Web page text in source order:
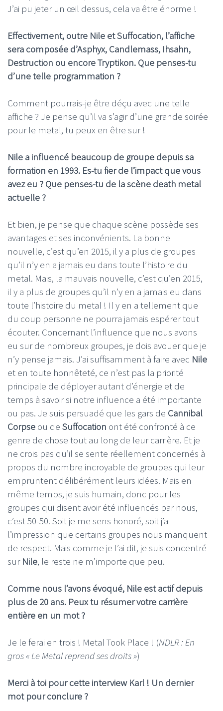
J’ai pu jeter un œil dessus, cela va être énorme !
Effectivement, outre Nile et Suffocation, l’affiche
sera composée d’Asphyx, Candlemass, Ihsahn,
Destruction ou encore Tryptikon. Que penses-tu
d’une telle programmation ?
Comment pourrais-je être déçu avec une telle
affiche ? Je pense qu’il va s’agir d’une grande soirée
pour le metal, tu peux en être sur !
Nile a influencé beaucoup de groupe depuis sa
formation en 1993. Es-tu fier de l’impact que vous
avez eu ? Que penses-tu de la scène death metal
actuelle ?
Et bien, je pense que chaque scène possède ses
avantages et ses inconvénients. La bonne
nouvelle, c’est qu’en 2015, il y a plus de groupes
qu’il n’y en a jamais eu dans toute l’histoire du
metal. Mais, la mauvais nouvelle, c’est qu’en 2015,
il y a plus de groupes qu’il n’y en a jamais eu dans
toute l’histoire du metal ! Il y en a tellement que
du coup personne ne pourra jamais espérer tout
écouter. Concernant l’influence que nous avons
eu sur de nombreux groupes, je dois avouer que je
n’y pense jamais. J’ai suffisamment à faire avec Nile
et en toute honnêteté, ce n’est pas la priorité
principale de déployer autant d’énergie et de
temps à savoir si notre influence a été importante
ou pas. Je suis persuadé que les gars de Cannibal
Corpse ou de Suffocation ont été confronté à ce
genre de chose tout au long de leur carrière. Et je
ne crois pas qu’il se sente réellement concernés à
propos du nombre incroyable de groupes qui leur
empruntent délibérément leurs idées. Mais en
même temps, je suis humain, donc pour les
groupes qui disent avoir été influencés par nous,
c’est 50-50. Soit je me sens honoré, soit j’ai
l’impression que certains groupes nous manquent
de respect. Mais comme je l’ai dit, je suis concentré
sur Nile, le reste ne m’importe que peu.
Comme nous l’avons évoqué, Nile est actif depuis
plus de 20 ans. Peux tu résumer votre carrière
entière en un mot ?
Je le ferai en trois ! Metal Took Place ! (NDLR : En
gros « Le Metal reprend ses droits »)
Merci à toi pour cette interview Karl ! Un dernier
mot pour conclure ?